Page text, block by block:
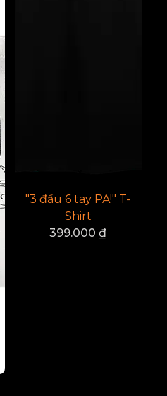
"3 đầu 6 tay PA!" T-
Shirt
399.000₫